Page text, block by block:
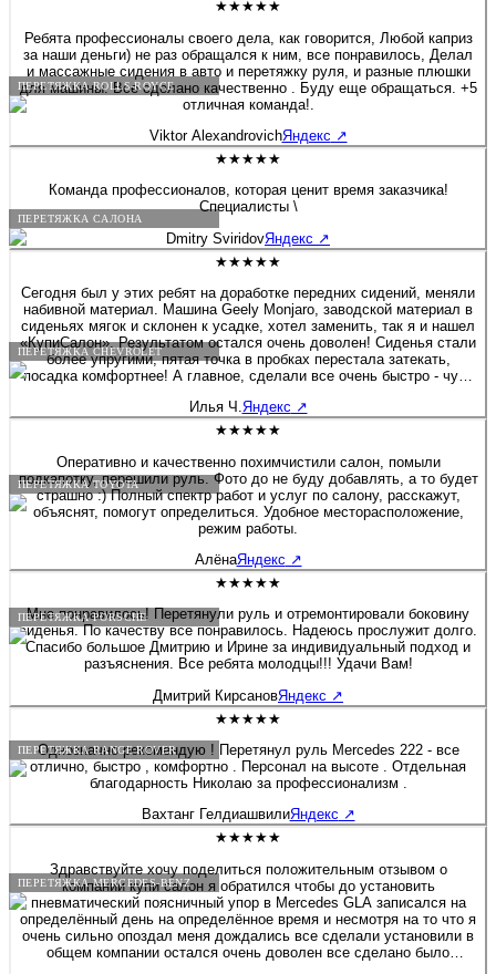
ПЕРЕТЯЖКА ROLLS-ROYCE
ПЕРЕТЯЖКА САЛОНА
ПЕРЕТЯЖКА CHEVROLET
ПЕРЕТЯЖКА TOYOTA
ПЕРЕТЯЖКА PORSCHE
ПЕРЕТЯЖКА RANGE ROVER
ПЕРЕТЯЖКА MERCEDES-BENZ
непосредственно к исполнителям работ (электрик, швеи) вопросов
у меня не было от слова совсем.
★★★★★
Ребята профессионалы своего дела, как говорится, Любой каприз
за наши деньги) не раз обращался к ним, все понравилось, Делал
и массажные сидения в авто и перетяжку руля, и разные плюшки
для машины. Все сделано качественно . Буду еще обращаться. +5
отличная команда!.
Viktor AlexandrovichЯндекс ↗
★★★★★
Команда профессионалов, которая ценит время заказчика!
Специалисты \
Dmitry SviridovЯндекс ↗
★★★★★
Сегодня был у этих ребят на доработке передних сидений, меняли
набивной материал. Машина Geely Monjaro, заводской материал в
сиденьях мягок и склонен к усадке, хотел заменить, так я и нашел
«КупиСалон». Результатом остался очень доволен! Сиденья стали
более упругими, пятая точка в пробках перестала затекать,
посадка комфортнее! А главное, сделали все очень быстро - чуть
короткая экскурсия по производственным цехам. Действительно
люди «болеют» своим делом, а это редкость! Очень приятная
останавливаться на достигнутом, професстонального и
технологического роста! Молодцы! 👍
Илья Ч.Яндекс ↗
★★★★★
Оперативно и качественно похимчистили салон, помыли
подкапотку, перешили руль. Фото до не буду добавлять, а то будет
страшно :) Полный спектр работ и услуг по салону, расскажут,
объяснят, помогут определиться. Удобное месторасположение,
режим работы.
АлёнаЯндекс ↗
★★★★★
Мне понравилось! Перетянули руль и отремонтировали боковину
сиденья. По качеству все понравилось. Надеюсь прослужит долго.
Спасибо большое Дмитрию и Ирине за индивидуальный подход и
разъяснения. Все ребята молодцы!!! Удачи Вам!
Дмитрий КирсановЯндекс ↗
★★★★★
Однозначно рекомендую ! Перетянул руль Mercedes 222 - все
отлично, быстро , комфортно . Персонал на высоте . Отдельная
благодарность Николаю за профессионализм .
Вахтанг ГелдиашвилиЯндекс ↗
★★★★★
Здравствуйте хочу поделиться положительным отзывом о
компании купи салон я обратился чтобы до установить
пневматический поясничный упор в Mercedes GLA записался на
определённый день на определённое время и несмотря на то что я
очень сильно опоздал меня дождались все сделали установили в
общем компании остался очень доволен все сделано было